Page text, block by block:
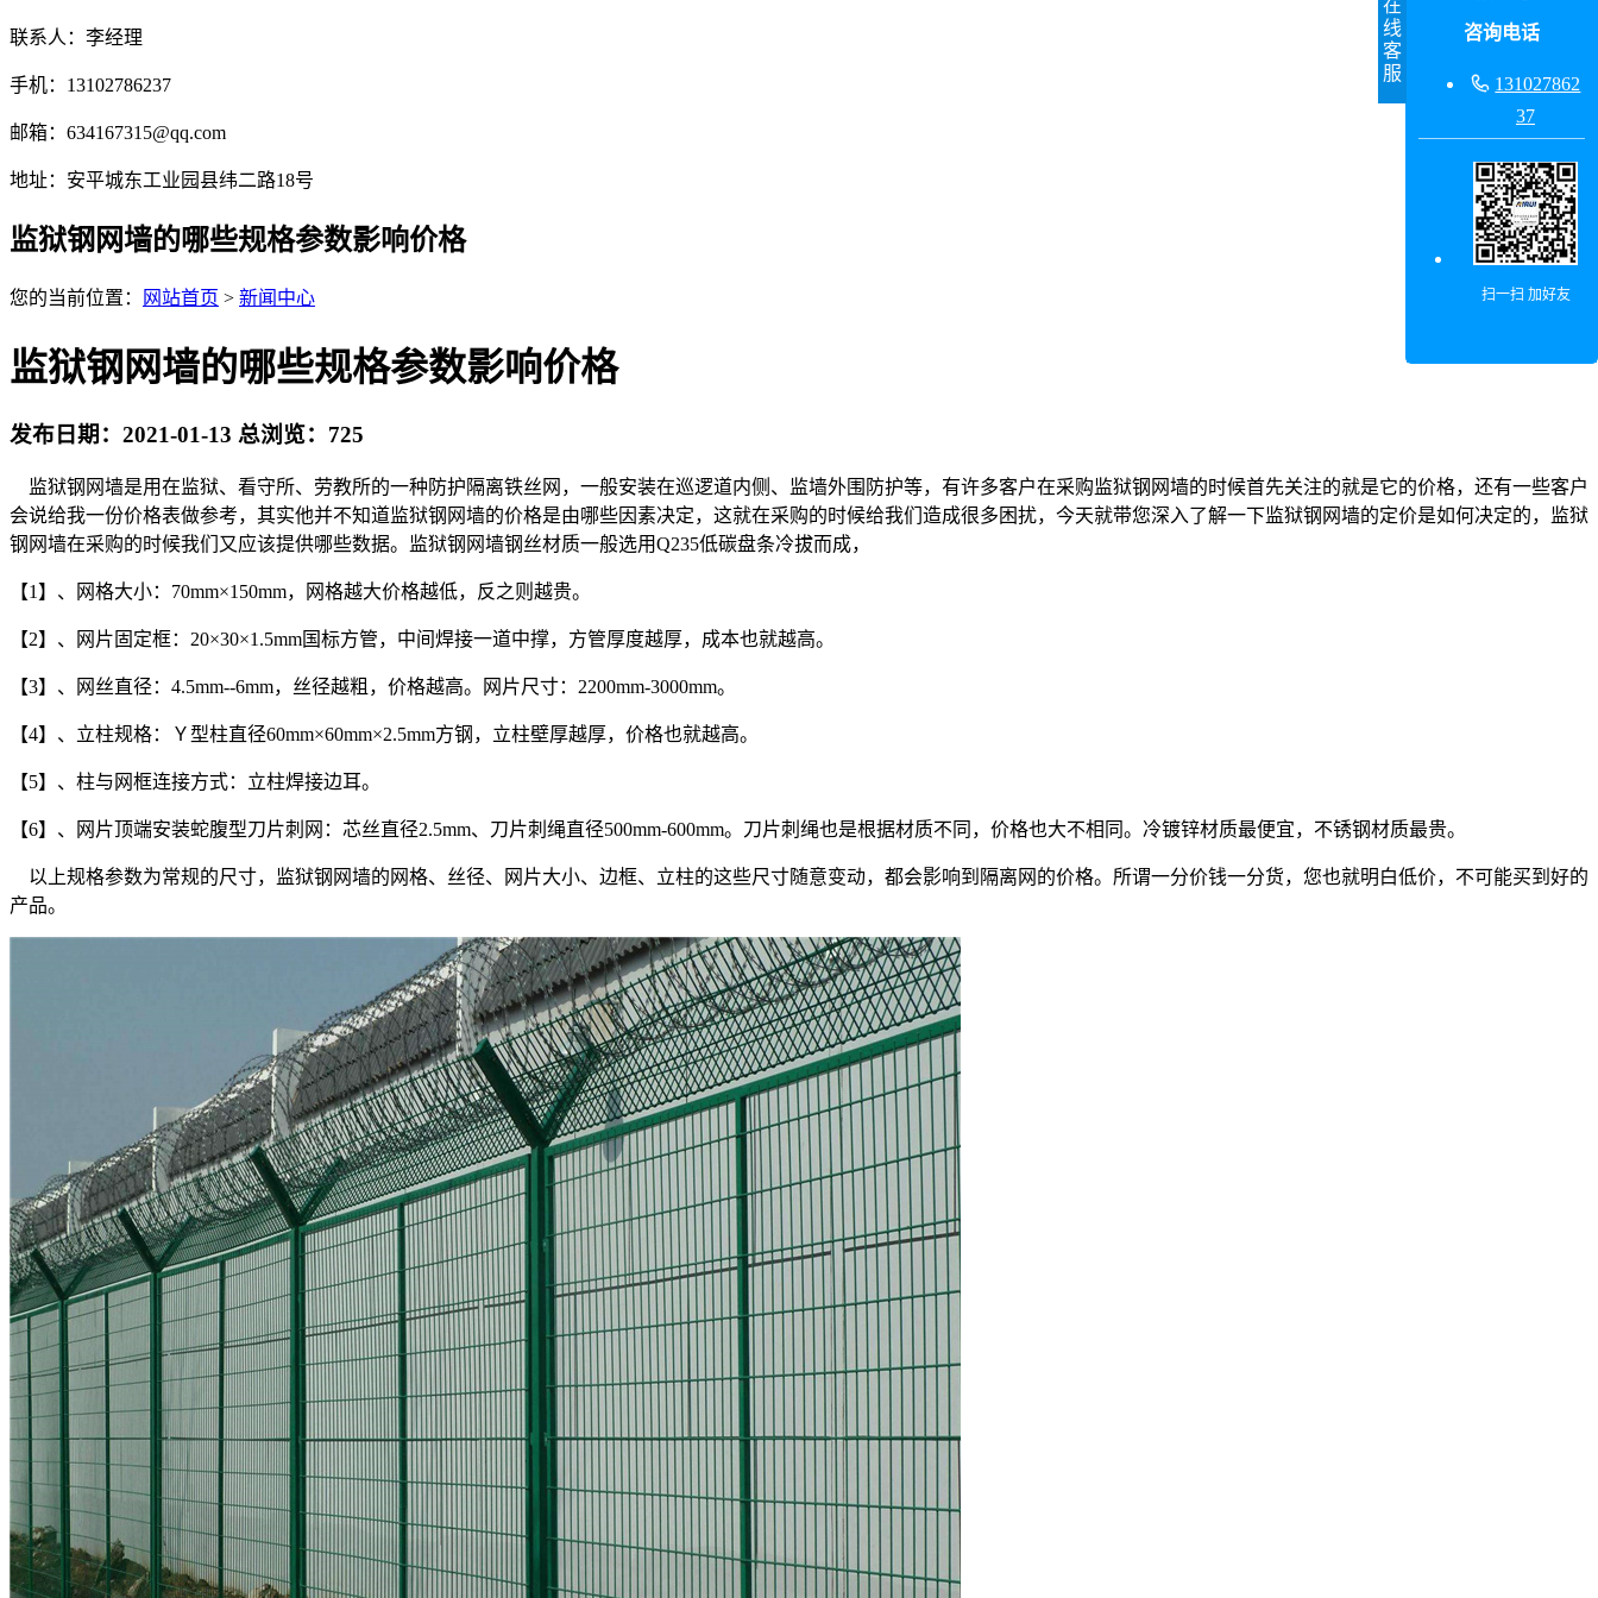
联系人：李经理
手机：13102786237
邮箱：634167315@qq.com
地址：安平城东工业园县纬二路18号
监狱钢网墙的哪些规格参数影响价格
您的当前位置： 网站首页 > 新闻中心
监狱钢网墙的哪些规格参数影响价格
发布日期：2021-01-13 总浏览： 725
监狱钢网墙是用在监狱、看守所、劳教所的一种防护隔离铁丝网，一般安装在巡逻道内侧、监墙外围防护等，有许多客户在采购监狱钢网墙的时候首先关注的就是它的价格，还有一些客户
会说给我一份价格表做参考，其实他并不知道监狱钢网墙的价格是由哪些因素决定，这就在采购的时候给我们造成很多困扰，今天就带您深入了解一下监狱钢网墙的定价是如何决定的，监狱
钢网墙在采购的时候我们又应该提供哪些数据。监狱钢网墙钢丝材质一般选用Q235低碳盘条冷拔而成，
【1】、网格大小：70mm×150mm，网格越大价格越低，反之则越贵。
【2】、网片固定框：20×30×1.5mm国标方管，中间焊接一道中撑，方管厚度越厚，成本也就越高。
【3】、网丝直径：4.5mm--6mm，丝径越粗，价格越高。网片尺寸：2200mm-3000mm。
【4】、立柱规格：Ｙ型柱直径60mm×60mm×2.5mm方钢，立柱壁厚越厚，价格也就越高。
【5】、柱与网框连接方式：立柱焊接边耳。
【6】、网片顶端安装蛇腹型刀片刺网：芯丝直径2.5mm、刀片刺绳直径500mm-600mm。刀片刺绳也是根据材质不同，价格也大不相同。冷镀锌材质最便宜，不锈钢材质最贵。
以上规格参数为常规的尺寸，监狱钢网墙的网格、丝径、网片大小、边框、立柱的这些尺寸随意变动，都会影响到隔离网的价格。所谓一分价钱一分货，您也就明白低价，不可能买到好的
产品。
在
线
客
服
咨询电话
 131027862
37
扫一扫 加好友